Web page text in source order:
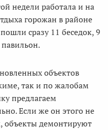
недели работала и на
горожан в районе
сразу 11 беседок, 9
объектов
так и по жалобам
предлагаем
Если же он этого не
объекты демонтируют